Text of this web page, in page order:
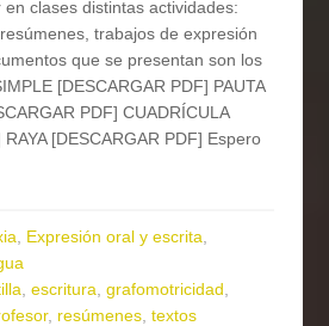
clases distintas actividades:
trabajos de expresión
que se presentan son los
[DESCARGAR PDF] PAUTA
PDF] CUADRÍCULA
[DESCARGAR PDF] Espero
Expresión oral y escrita
,escritura ,grafomotricidad
, resúmenes ,textos